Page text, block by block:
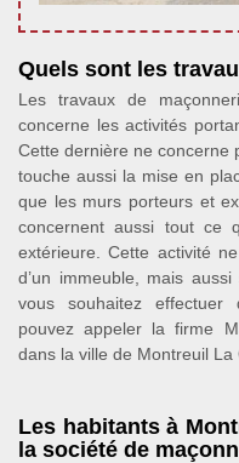
Quels sont les
Les travaux de
concerne les activités
Cette dernière ne concerne
touche aussi la mise en
que les murs porteurs et
concernent aussi tout ce
extérieure. Cette activité
d’un immeuble, mais
vous souhaitez effectuer
pouvez appeler la firme
dans la ville de Montreuil La
Les habitants à
la société de